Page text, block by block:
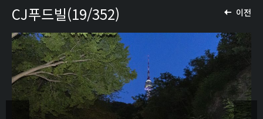
이전
CJ푸드빌(19/352)